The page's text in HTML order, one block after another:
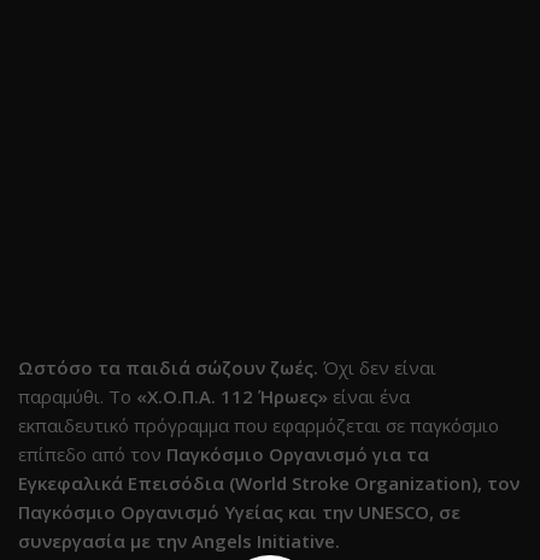
Ωστόσο τα παιδιά σώζουν ζωές. Όχι δεν είναι
παραμύθι. Το «Χ.Ο.Π.Α. 112 Ήρωες» είναι ένα
εκπαιδευτικό πρόγραμμα που εφαρμόζεται σε παγκόσμιο
επίπεδο από τον Παγκόσμιο Οργανισμό για τα
Εγκεφαλικά Επεισόδια (World Stroke Organization), τον
Παγκόσμιο Οργανισμό Υγείας και την UNESCO, σε
συνεργασία με την Angels Initiative.